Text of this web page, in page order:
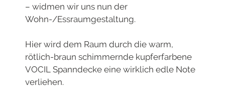
– widmen wir uns nun der
Wohn-/Essraumgestaltung.
Hier wird dem Raum durch die warm,
rötlich-braun schimmernde kupferfarbene
VOCIL Spanndecke eine wirklich edle Note
verliehen.